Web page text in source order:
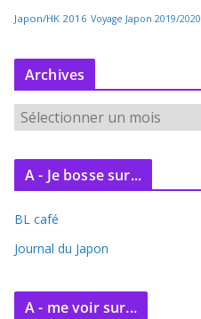
Japon/HK 2016 Voyage Japon 2019/2020
Archives
r
c
v
e
A - Je bosse sur...
BL café
Journal du Japon
A - me voir sur...